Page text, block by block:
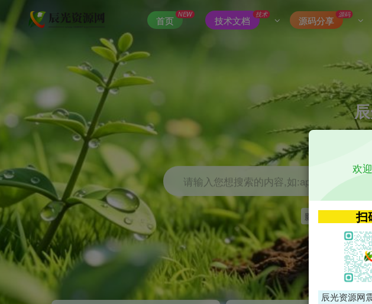
首页
NEW
技术文档
技术
源码分享
源码
优质的
请输入您想搜索的内容,如:app源码
影视
欢
扫
辰光资源网